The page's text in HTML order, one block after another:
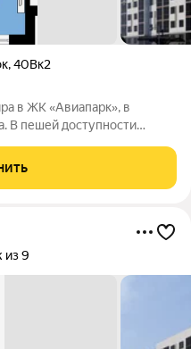
,40Вк2
в ЖК «Авиапарк», в
В пешей доступности
транспорта.
из 9